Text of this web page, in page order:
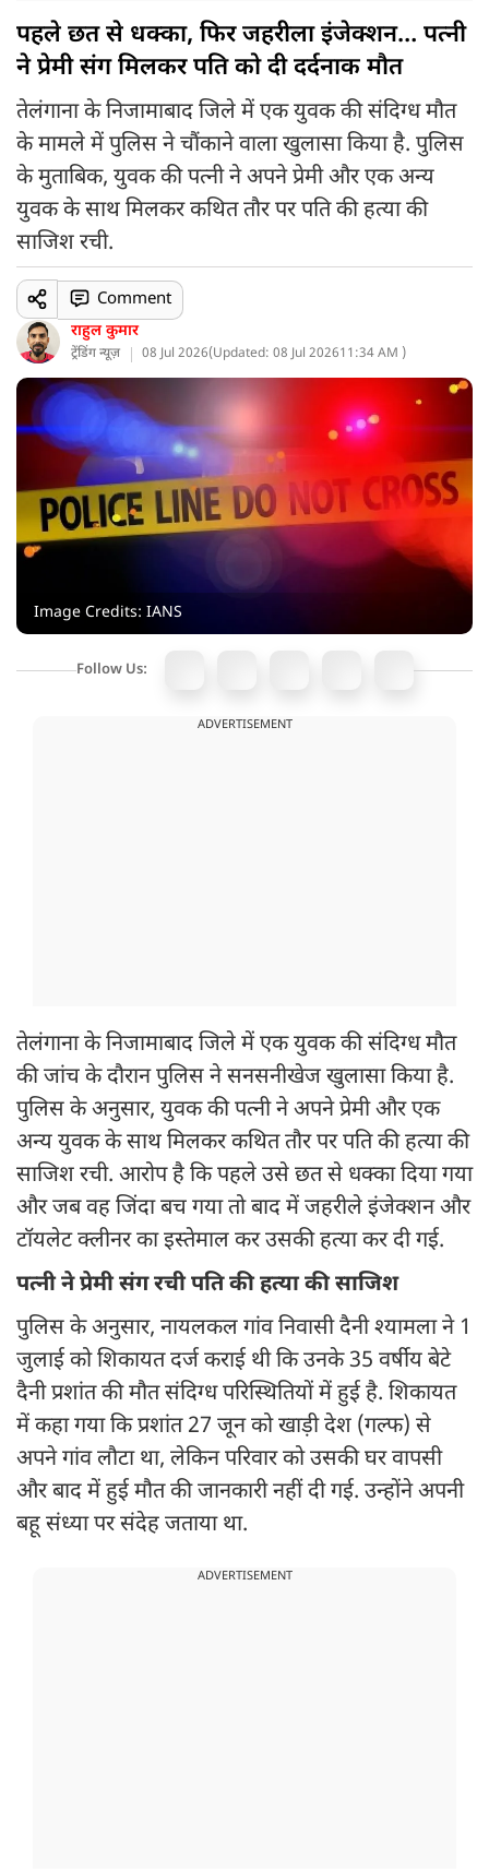
पहले छत से धक्का, फिर जहरीला इंजेक्शन… पत्नी
ने प्रेमी संग मिलकर पति को दी दर्दनाक मौत
तेलंगाना के निजामाबाद जिले में एक युवक की संदिग्ध मौत
के मामले में पुलिस ने चौंकाने वाला खुलासा किया है. पुलिस
के मुताबिक, युवक की पत्नी ने अपने प्रेमी और एक अन्य
युवक के साथ मिलकर कथित तौर पर पति की हत्या की
साजिश रची.
राहुल कुमार
ट्रेंडिंग न्यूज़ 08 Jul 2026(Updated: 08 Jul 202611:34 AM )
Comment
Image Credits: IANS
Follow Us:
ADVERTISEMENT
तेलंगाना के निजामाबाद जिले में एक युवक की संदिग्ध मौत
की जांच के दौरान पुलिस ने सनसनीखेज खुलासा किया है.
पुलिस के अनुसार, युवक की पत्नी ने अपने प्रेमी और एक
अन्य युवक के साथ मिलकर कथित तौर पर पति की हत्या की
साजिश रची. आरोप है कि पहले उसे छत से धक्का दिया गया
और जब वह जिंदा बच गया तो बाद में जहरीले इंजेक्शन और
टॉयलेट क्लीनर का इस्तेमाल कर उसकी हत्या कर दी गई.
पत्नी ने प्रेमी संग रची पति की हत्या की साजिश
पुलिस के अनुसार, नायलकल गांव निवासी दैनी श्यामला ने 1
जुलाई को शिकायत दर्ज कराई थी कि उनके 35 वर्षीय बेटे
दैनी प्रशांत की मौत संदिग्ध परिस्थितियों में हुई है. शिकायत
में कहा गया कि प्रशांत 27 जून को खाड़ी देश (गल्फ) से
अपने गांव लौटा था, लेकिन परिवार को उसकी घर वापसी
और बाद में हुई मौत की जानकारी नहीं दी गई. उन्होंने अपनी
बहू संध्या पर संदेह जताया था.
ADVERTISEMENT